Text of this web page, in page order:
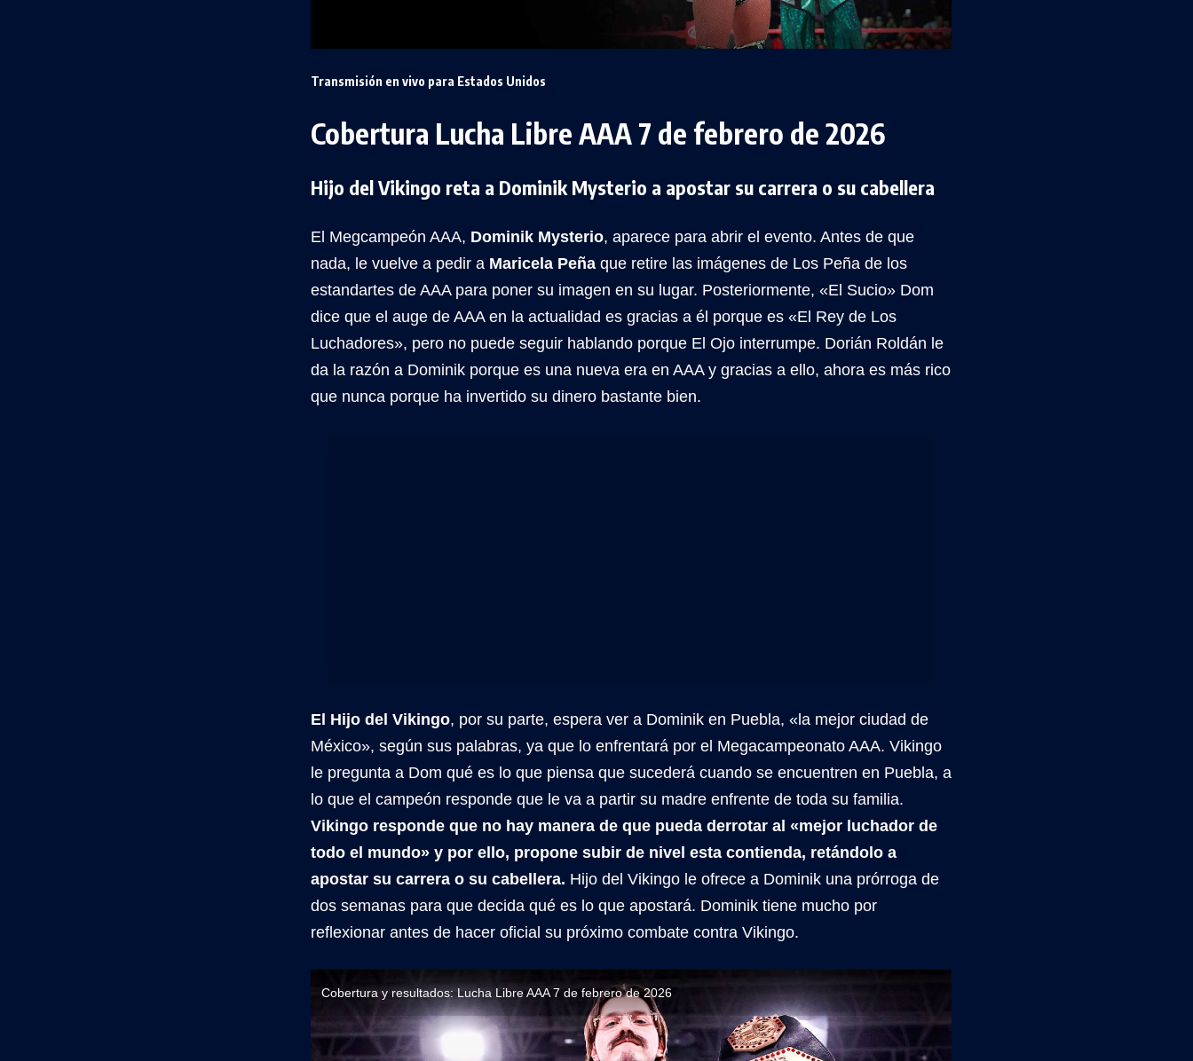
Transmisión en vivo para Estados Unidos
Cobertura Lucha Libre AAA 7 de febrero de 2026
Hijo del Vikingo reta a Dominik Mysterio a apostar su carrera o su cabellera
El Megcampeón AAA, Dominik Mysterio, aparece para abrir el evento. Antes de que
nada, le vuelve a pedir a Maricela Peña que retire las imágenes de Los Peña de los
estandartes de AAA para poner su imagen en su lugar. Posteriormente, «El Sucio» Dom
dice que el auge de AAA en la actualidad es gracias a él porque es «El Rey de Los
Luchadores», pero no puede seguir hablando porque El Ojo interrumpe. Dorián Roldán le
da la razón a Dominik porque es una nueva era en AAA y gracias a ello, ahora es más rico
que nunca porque ha invertido su dinero bastante bien.
El Hijo del Vikingo, por su parte, espera ver a Dominik en Puebla, «la mejor ciudad de
México», según sus palabras, ya que lo enfrentará por el Megacampeonato AAA. Vikingo
le pregunta a Dom qué es lo que piensa que sucederá cuando se encuentren en Puebla, a
lo que el campeón responde que le va a partir su madre enfrente de toda su familia.
Vikingo responde que no hay manera de que pueda derrotar al «mejor luchador de
todo el mundo» y por ello, propone subir de nivel esta contienda, retándolo a
apostar su carrera o su cabellera. Hijo del Vikingo le ofrece a Dominik una prórroga de
dos semanas para que decida qué es lo que apostará. Dominik tiene mucho por
reflexionar antes de hacer oficial su próximo combate contra Vikingo.
Cobertura y resultados: Lucha Libre AAA 7 de febrero de 2026